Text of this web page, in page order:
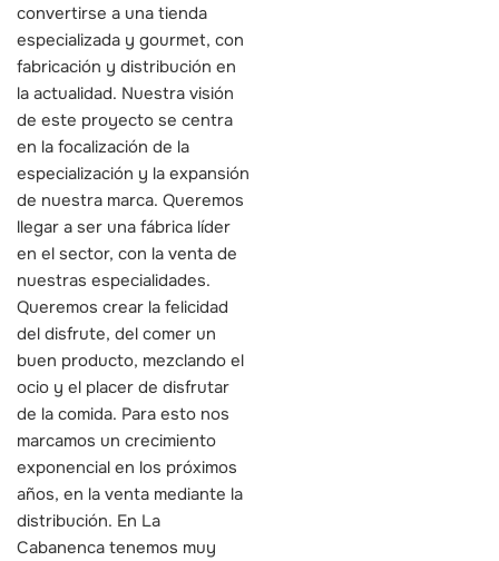
convertirse a una tienda
especializada y gourmet, con
fabricación y distribución en
la actualidad. Nuestra visión
de este proyecto se centra
en la focalización de la
especialización y la expansión
de nuestra marca. Queremos
llegar a ser una fábrica líder
en el sector, con la venta de
nuestras especialidades.
Queremos crear la felicidad
del disfrute, del comer un
buen producto, mezclando el
ocio y el placer de disfrutar
de la comida. Para esto nos
marcamos un crecimiento
exponencial en los próximos
años, en la venta mediante la
distribución. En La
Cabanenca tenemos muy